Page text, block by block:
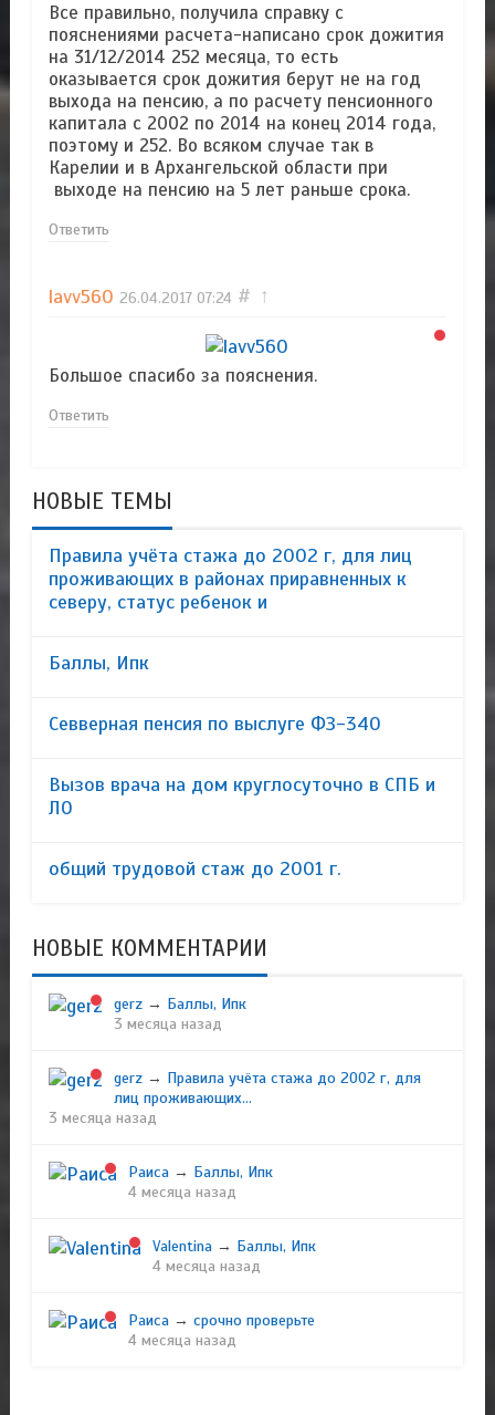
Все правильно, получила справку с
пояснениями расчета-написано срок дожития
на 31/12/2014 252 месяца, то есть
оказывается срок дожития берут не на год
выхода на пенсию, а по расчету пенсионного
капитала с 2002 по 2014 на конец 2014 года,
поэтому и 252. Во всяком случае так в
Карелии и в Архангельской области при
выходе на пенсию на 5 лет раньше срока.
Ответить
lavv560 26.04.2017 07:24 # ↑
Большое спасибо за пояснения.
Ответить
НОВЫЕ ТЕМЫ
Правила учёта стажа до 2002 г, для лиц
проживающих в районах приравненных к
северу, статус ребенок и
Баллы, Ипк
Севверная пенсия по выслуге ФЗ-340
Вызов врача на дом круглосуточно в СПБ и
ЛО
общий трудовой стаж до 2001 г.
НОВЫЕ КОММЕНТАРИИ
gerz→ Баллы, Ипк
3 месяца назад
gerz→ Правила учёта стажа до 2002 г, для
лиц проживающих...
3 месяца назад
Раиса→ Баллы, Ипк
4 месяца назад
Valentina→ Баллы, Ипк
4 месяца назад
Раиса→ срочно проверьте
4 месяца назад